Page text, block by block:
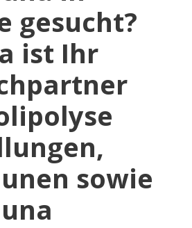
gesucht?
ist Ihr
sowie